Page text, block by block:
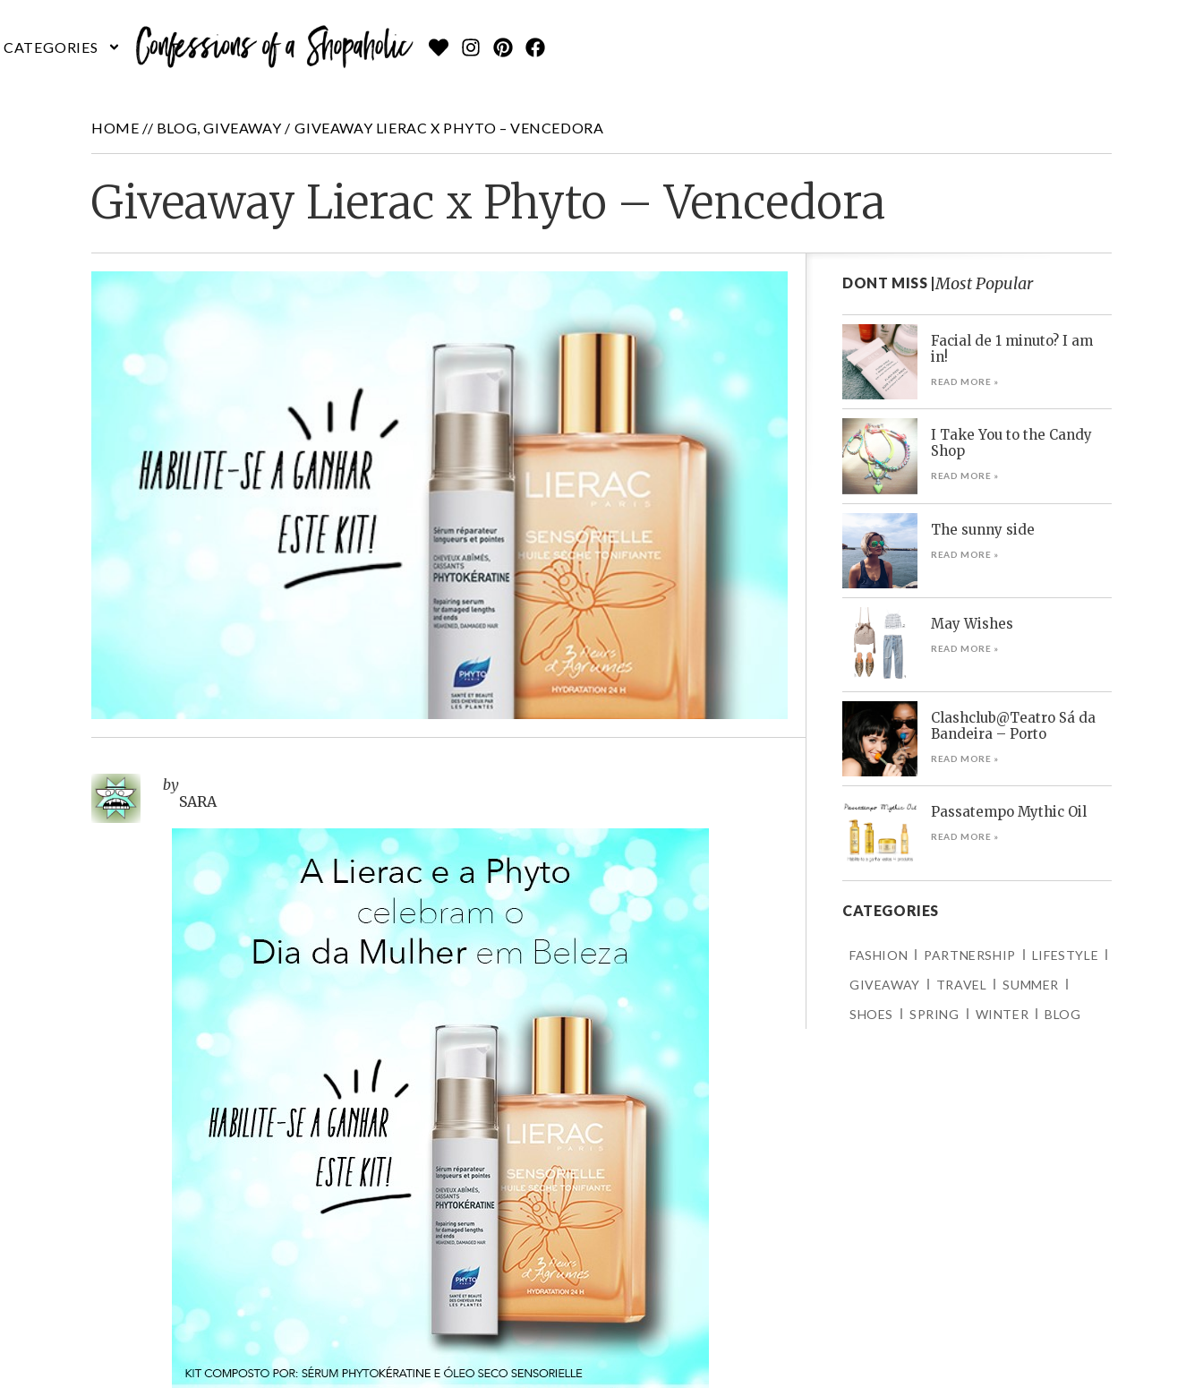
HOME // BLOG,GIVEAWAY / GIVEAWAY LIERAC X PHYTO – VENCEDORA
Giveaway Lierac x Phyto – Vencedora
by
SARA
DONT MISS |Most Popular
Facial de 1 minuto? I am
in!
READ MORE »
I Take You to the Candy
Shop
READ MORE »
The sunny side
READ MORE »
May Wishes
READ MORE »
Clashclub@Teatro Sá da
Bandeira – Porto
READ MORE »
Passatempo Mythic Oil
READ MORE »
CATEGORIES
FASHION PARTNERSHIP
LIFESTYLE
GIVEAWAY
TRAVEL
SUMMER
SHOES
SPRING WINTER BLOG